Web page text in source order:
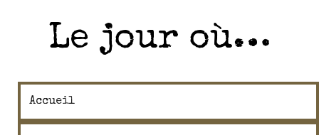
Le jour où…
Accueil